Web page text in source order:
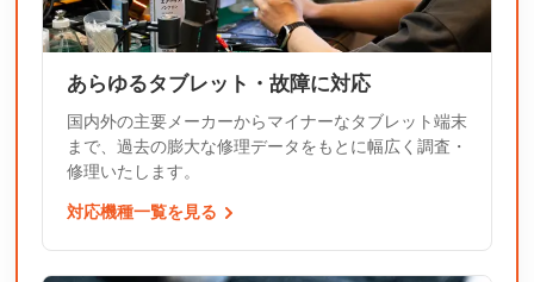
あらゆるタブレット・故障に対応
国内外の主要メーカーからマイナーなタブレット端末
まで、過去の膨大な修理データをもとに幅広く調査・
修理いたします。
対応機種一覧を見る